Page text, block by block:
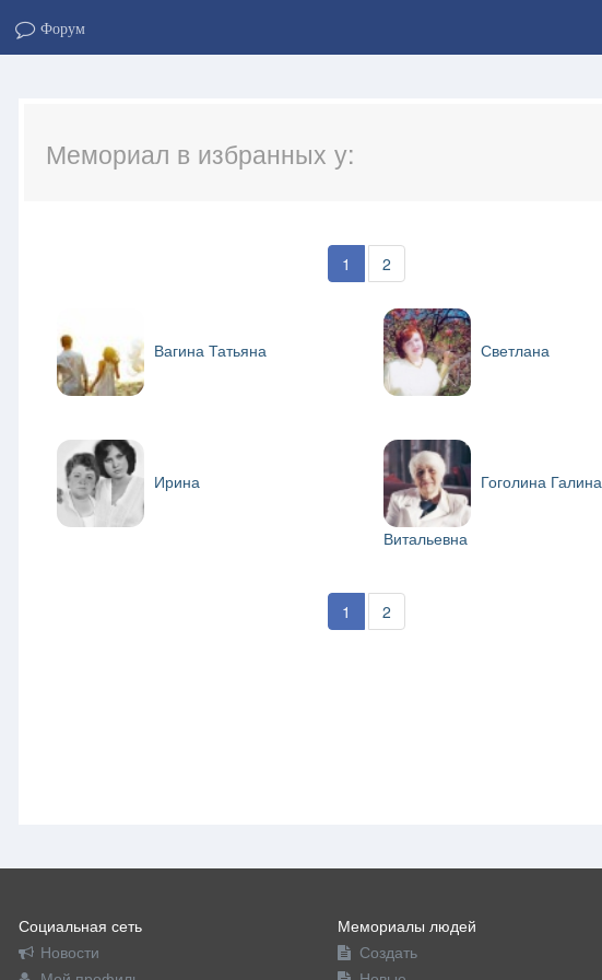
Форум
Мемориал в избранных у:
1 2
Вагина Татьяна Светлана
Ирина Гоголина Галина
Витальевна
1 2
Социальная сеть
Новости
Мемориалы людей
Создать